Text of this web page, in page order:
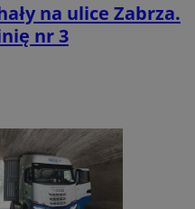
na ulice Zabrza.
nr 3